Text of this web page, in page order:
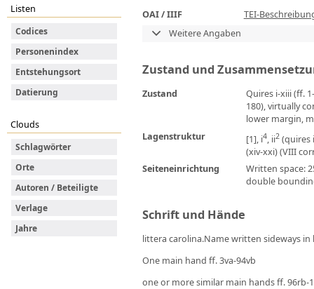
Listen
Codices
Personenindex
Entstehungsort
Datierung
Clouds
Schlagwörter
Orte
Autoren / Beteiligte
Verlage
Jahre
OAI / IIIF
TEI-
Weitere Angaben
Zustand und
Zustand
Quires i-xiii (ff.
180), virtually
lower margin,
Lagenstruktur
[1], i4, ii2(quires
(xiv-xxi) (VIII
Seiteneinrichtung
Written space:
double
Schrift und Hände
littera carolina.Name written sideways
One main hand ff. 3va-94vb
one or more similar main hands ff. 96rb-